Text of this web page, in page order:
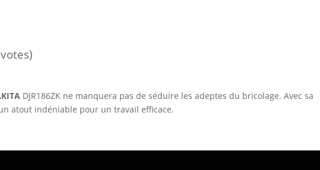
DJR186ZK ne manquera pas de séduire les adeptes du bricolage. Avec sa
atout indéniable pour un travail efficace.